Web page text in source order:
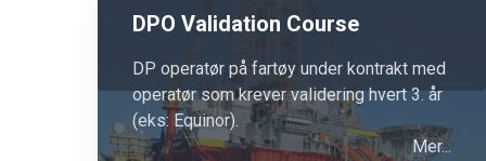
DPO Validation Course
DP operatør på fartøy under kontrakt med
operatør som krever validering hvert 3. år
(eks: Equinor).
Mer...